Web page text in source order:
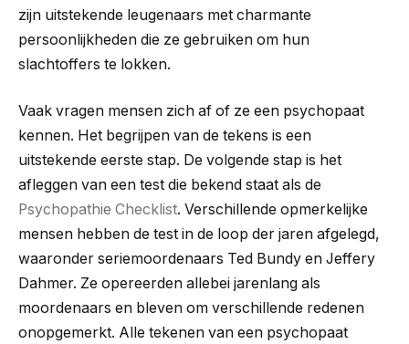
zijn uitstekende leugenaars met charmante
persoonlijkheden die ze gebruiken om hun
slachtoffers te lokken.
Vaak vragen mensen zich af of ze een psychopaat
kennen. Het begrijpen van de tekens is een
uitstekende eerste stap. De volgende stap is het
afleggen van een test die bekend staat als de
Psychopathie Checklist. Verschillende opmerkelijke
mensen hebben de test in de loop der jaren afgelegd,
waaronder seriemoordenaars Ted Bundy en Jeffery
Dahmer. Ze opereerden allebei jarenlang als
moordenaars en bleven om verschillende redenen
onopgemerkt. Alle tekenen van een psychopaat